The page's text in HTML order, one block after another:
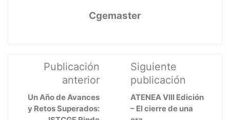
Cgemaster
Publicación
anterior
Un Año de Avances
y Retos Superados:
Siguiente
publicación
ATENEA VIII Edición
– El cierre de una